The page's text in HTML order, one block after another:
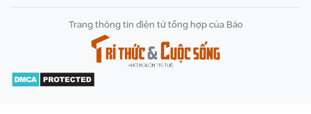
Trang thông tin điện tử tổng hợp của Báo